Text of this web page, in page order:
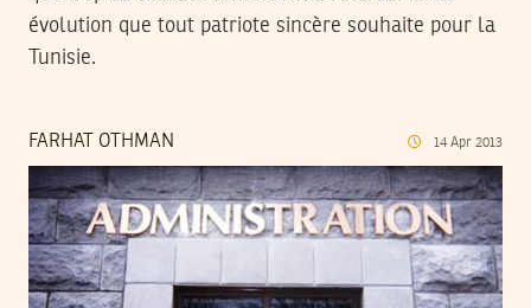
évolution que tout patriote sincère souhaite pour la
Tunisie.
FARHAT OTHMAN 14 Apr 2013